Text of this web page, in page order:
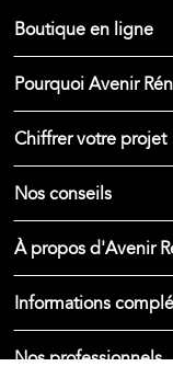
Boutique en ligne
Pourquoi Avenir
Chiffrer votre projet
Nos conseils
À propos d'Avenir
Informations
Nos professionnels